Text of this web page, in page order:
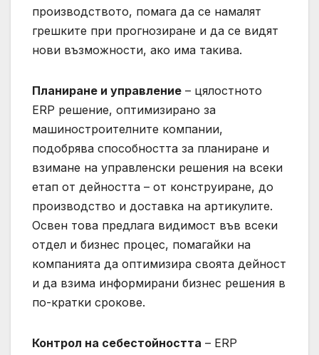
производството, помага да се намалят
грешките при прогнозиране и да се видят
нови възможности, ако има такива.
Планиране и управление – цялостното
ERP решение, оптимизирано за
машиностроителните компании,
подобрява способността за планиране и
взимане на управленски решения на всеки
етап от дейността – от конструиране, до
производство и доставка на артикулите.
Освен това предлага видимост във всеки
отдел и бизнес процес, помагайки на
компанията да оптимизира своята дейност
и да взима информирани бизнес решения в
по-кратки срокове.
Контрол на себестойността – ERP